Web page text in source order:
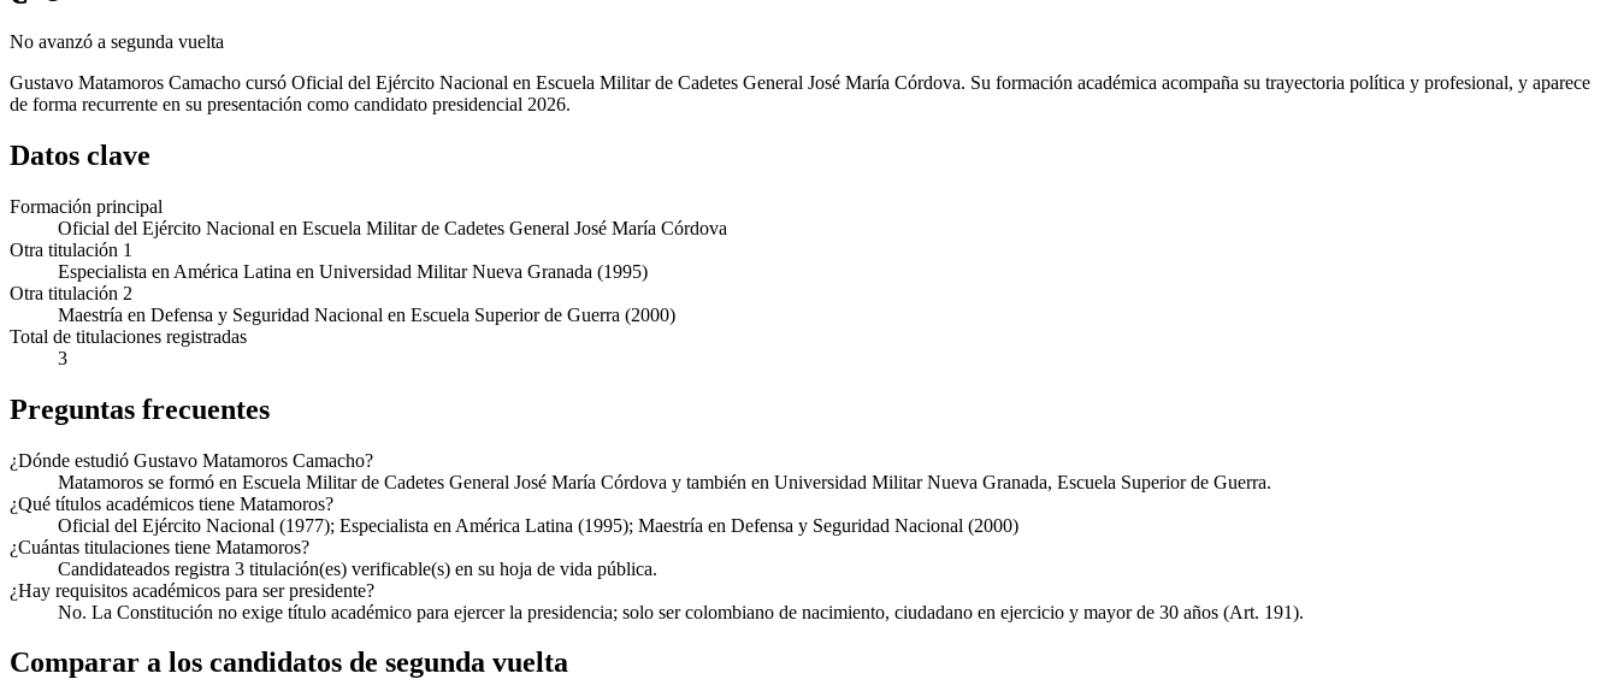
No avanzó a segunda vuelta
Gustavo Matamoros Camacho cursó Oficial del Ejército Nacional en Escuela Militar de Cadetes General José María Córdova. Su formación académica acompaña su trayectoria política y profesional, y aparece
de forma recurrente en su presentación como candidato presidencial 2026.
Datos clave
Formación principal
Oficial del Ejército Nacional en Escuela Militar de Cadetes General José María Córdova
Otra titulación 1
Especialista en América Latina en Universidad Militar Nueva Granada (1995)
Otra titulación 2
Maestría en Defensa y Seguridad Nacional en Escuela Superior de Guerra (2000)
Total de titulaciones registradas
3
Preguntas frecuentes
¿Dónde estudió Gustavo Matamoros Camacho?
Matamoros se formó en Escuela Militar de Cadetes General José María Córdova y también en Universidad Militar Nueva Granada, Escuela Superior de Guerra.
¿Qué títulos académicos tiene Matamoros?
Oficial del Ejército Nacional (1977); Especialista en América Latina (1995); Maestría en Defensa y Seguridad Nacional (2000)
¿Cuántas titulaciones tiene Matamoros?
Candidateados registra 3 titulación(es) verificable(s) en su hoja de vida pública.
¿Hay requisitos académicos para ser presidente?
No. La Constitución no exige título académico para ejercer la presidencia; solo ser colombiano de nacimiento, ciudadano en ejercicio y mayor de 30 años (Art. 191).
Comparar a los candidatos de segunda vuelta